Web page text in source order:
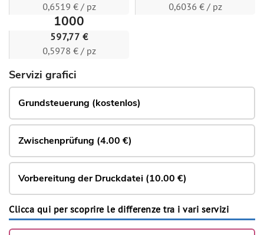
0,6519 € / pz
0,6036 € / pz
1000
597,77 €
0,5978 € / pz
Servizi grafici
Grundsteuerung (kostenlos)
Zwischenprüfung (4.00 €)
Vorbereitung der Druckdatei (10.00 €)
Clicca qui per scoprire le differenze tra i vari servizi